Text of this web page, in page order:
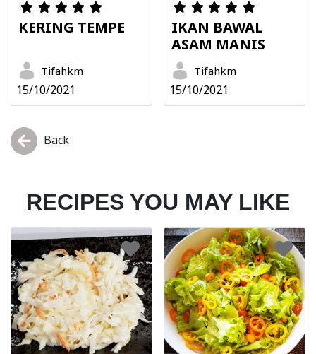
KERING TEMPE
Tifahkm
15/10/2021
IKAN BAWAL
ASAM MANIS
Tifahkm
15/10/2021
Back
RECIPES YOU MAY LIKE